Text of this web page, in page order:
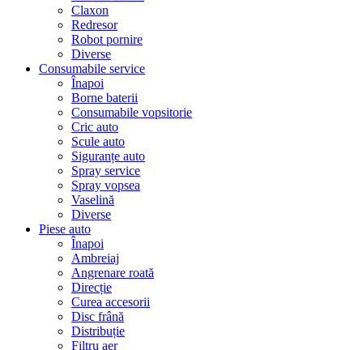
Claxon
Redresor
Robot pornire
Diverse
Consumabile service
Înapoi
Borne baterii
Consumabile vopsitorie
Cric auto
Scule auto
Siguranțe auto
Spray service
Spray vopsea
Vaselină
Diverse
Piese auto
Înapoi
Ambreiaj
Angrenare roată
Direcție
Curea accesorii
Disc frână
Distribuție
Filtru aer